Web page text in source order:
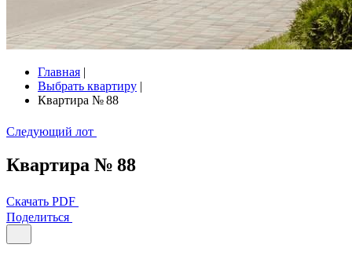
Главная |
Выбрать квартиру |
Квартира № 88
Следующий лот
Квартира № 88
Скачать PDF
Поделиться